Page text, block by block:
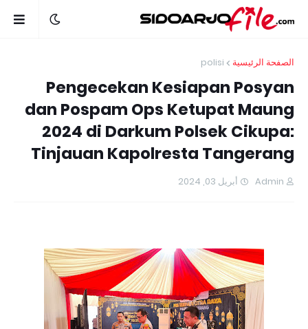
الصفحة الرئيسية polisi
Pengecekan Kesiapan Posyan
dan Pospam Ops Ketupat Maung
2024 di Darkum Polsek Cikupa:
Tinjauan Kapolresta Tangerang
Admin أبريل 03, 2024